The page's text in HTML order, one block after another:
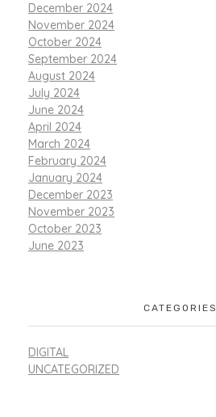
December 2024
November 2024
October 2024
September 2024
August 2024
July 2024
June 2024
April 2024
March 2024
February 2024
January 2024
December 2023
November 2023
October 2023
June 2023
CATEGORIES
DIGITAL
UNCATEGORIZED